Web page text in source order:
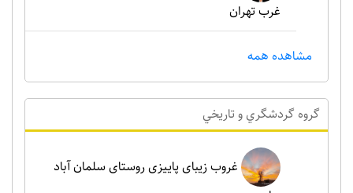
غرب تهران
مشاهده همه
گروه گردشگري و تاريخي
غروب زیبای پاییزی روستای سلمان آباد